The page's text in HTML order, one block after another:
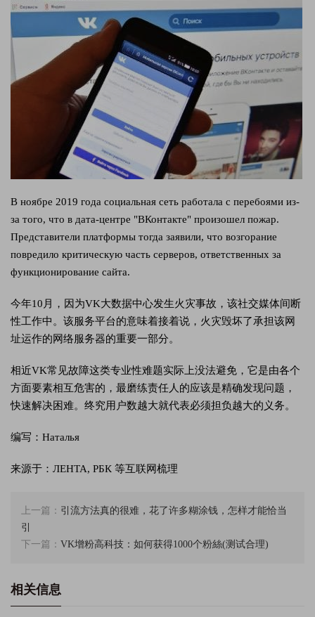
В ноябре 2019 года социальная сеть работала с перебоями из-
за того, что в дата-центре "ВКонтакте" произошел пожар.
Представители платформы тогда заявили, что возгорание
повредило критическую часть серверов, ответственных за
функционирование сайта.
今年10月，因为VK大数据中心发生火灾事故，该社交媒体间断
性工作中。该服务平台的意味着接着说，火灾毁坏了承担该网
址运作的网络服务器的重要一部分。
相近VK常见故障这类专业性难题实际上没法避免，它是由各个
方面要素相互危害的，最磨练责任人的应该是精确发现问题，
快速解决困难。终究用户数越大就代表必须担负越大的义务。
编写：Наталья
来源于：ЛЕНТА, РБК 等互联网梳理
上一篇： 引流方法真的很难，花了许多糊涂钱，怎样才能恰当
引
下一篇： VK增粉高科技：如何获得1000个粉絲(测试合理)
相关信息